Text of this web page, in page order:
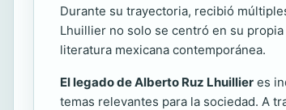
Durante su trayectoria, recibió
Lhuillier no solo se centró en su
literatura mexicana contemporánea.
El legado de Alberto Ruz Lhuillier es
temas relevantes para la sociedad. A